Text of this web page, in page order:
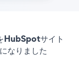
サイト
なりました